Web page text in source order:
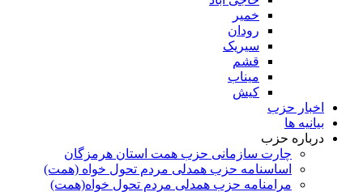
خمیر
رودان
سیریک
قشم
میناب
کیش
اخبار حزب
بیانیه ها
درباره حزب
چارت سازمانی حزب همت استان هرمزگان
اساسنامه حزب همدلی مردم تحول خواه (همت)
مرامنامه حزب همدلی مردم تحول خواه(همت)